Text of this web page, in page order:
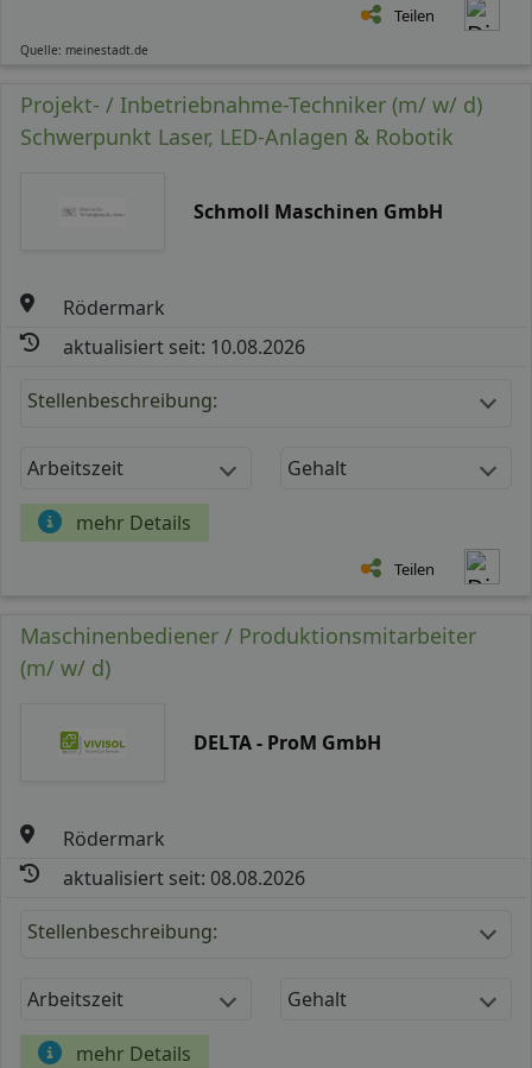
Teilen
Quelle: meinestadt.de
Projekt- / Inbetriebnahme-Techniker (m/ w/ d)
Schwerpunkt Laser, LED-Anlagen & Robotik
Schmoll Maschinen GmbH
Rödermark
aktualisiert seit: 10.08.2026
Stellenbeschreibung:
Arbeitszeit Gehalt
mehr Details
Teilen
Maschinenbediener / Produktionsmitarbeiter
(m/ w/ d)
DELTA - ProM GmbH
Rödermark
aktualisiert seit: 08.08.2026
Stellenbeschreibung:
Arbeitszeit Gehalt
mehr Details